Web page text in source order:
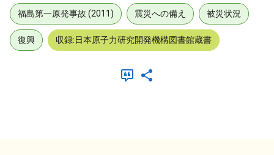
福島第一原発事故 (2011) 震災への備え 被災状況
復興 収録:日本原子力研究開発機構図書館蔵書